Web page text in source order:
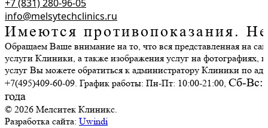
+7 (831) 280-96-05
info@melsytechclinics.ru
Имеются противопоказания.
Обращаем Ваше внимание на то, что вся представленная на
услуги Клиники, а также изображения услуг на
услуг Вы можете обратиться к администратору Клиники по
+7(495)409-60-09. График работы: Пн-Пт: 10:00-21:00, Сб-Вс:
года
© 2026 Мелситек Клиникс.
Разработка сайта: Uwindi